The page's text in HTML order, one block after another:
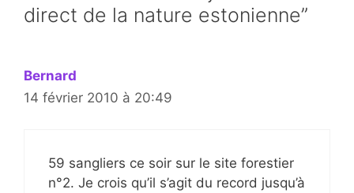
direct de la nature estonienne”
Bernard
14 février 2010 à 20:49
59 sangliers ce soir sur le site forestier
n°2. Je crois qu’il s’agit du record jusqu’à